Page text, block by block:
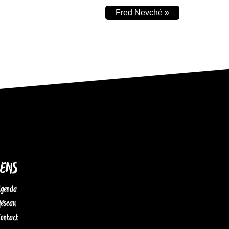
Fred Nevché »